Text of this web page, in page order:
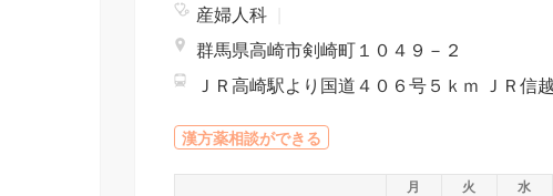
産婦人科
群馬県高崎市剣崎町１０４９－２
漢方薬相談ができる
月 火 水